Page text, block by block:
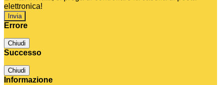
elettronica!
Errore
Chiudi
Successo
Chiudi
Informazione